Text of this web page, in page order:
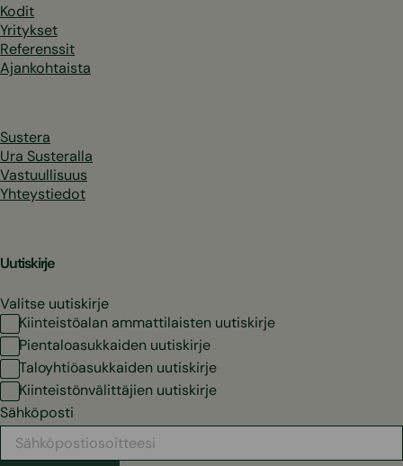
Kodit
Yritykset
Referenssit
Ajankohtaista
Sustera
Ura Susteralla
Vastuullisuus
Yhteystiedot
Uutiskirje
Valitse uutiskirje
Kiinteistöalan ammattilaisten uutiskirje
Pientaloasukkaiden uutiskirje
Taloyhtiöasukkaiden uutiskirje
Kiinteistönvälittäjien uutiskirje
Sähköposti